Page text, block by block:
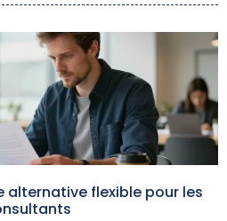
alternative flexible pour les